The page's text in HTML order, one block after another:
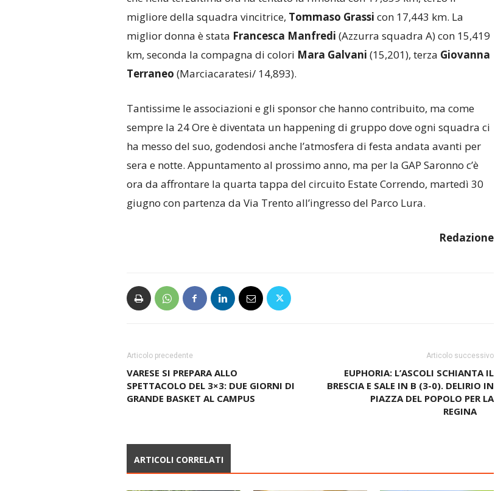
migliore della squadra vincitrice, Tommaso Grassi con 17,443 km. La
miglior donna è stata Francesca Manfredi (Azzurra squadra A) con 15,419
km, seconda la compagna di colori Mara Galvani (15,201), terza Giovanna
Terraneo (Marciacaratesi/ 14,893).
Tantissime le associazioni e gli sponsor che hanno contribuito, ma come
sempre la 24 Ore è diventata un happening di gruppo dove ogni squadra ci
ha messo del suo, godendosi anche l’atmosfera di festa andata avanti per
sera e notte. Appuntamento al prossimo anno, ma per la GAP Saronno c’è
ora da affrontare la quarta tappa del circuito Estate Correndo, martedì 30
giugno con partenza da Via Trento all’ingresso del Parco Lura.
Redazione
Articolo precedente
VARESE SI PREPARA ALLO
SPETTACOLO DEL 3×3: DUE GIORNI DI
GRANDE BASKET AL CAMPUS
Articolo successivo
EUPHORIA: L’ASCOLI SCHIANTA IL
BRESCIA E SALE IN B (3-0). DELIRIO IN
PIAZZA DEL POPOLO PER LA
REGINA
ARTICOLI CORRELATI